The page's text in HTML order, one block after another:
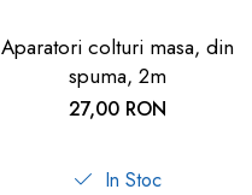
Aparatori colturi masa, din
spuma, 2m
27,00 RON
In Stoc